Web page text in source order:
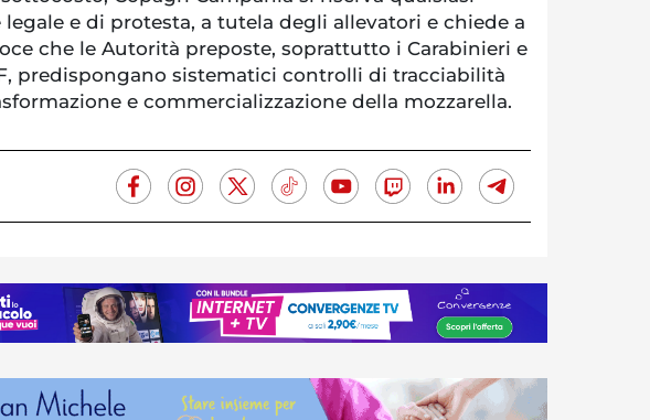
legale e di protesta, a tutela degli allevatori e chiede a
che le Autorità preposte, soprattutto i Carabinieri e
predispongano sistematici controlli di tracciabilità
e commercializzazione della mozzarella.